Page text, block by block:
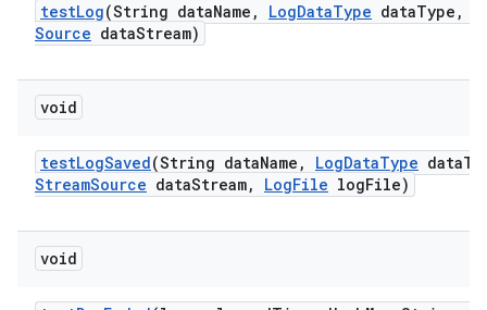
testLog(String dataName , LogDataType dataType ,
Source dataStream)
void
testLogSaved(String dataName , LogDataType data
StreamSource dataStream, LogFile logFile)
void